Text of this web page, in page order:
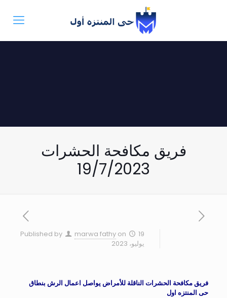
فريق مكافحة الحشرات
19/7/2023
Published by marwa fathy on
19
يوليو، 2023
فريق مكافحة الحشرات الناقلة للأمراض يواصل اعمال الرش بنطاق
حى المنتزه اول